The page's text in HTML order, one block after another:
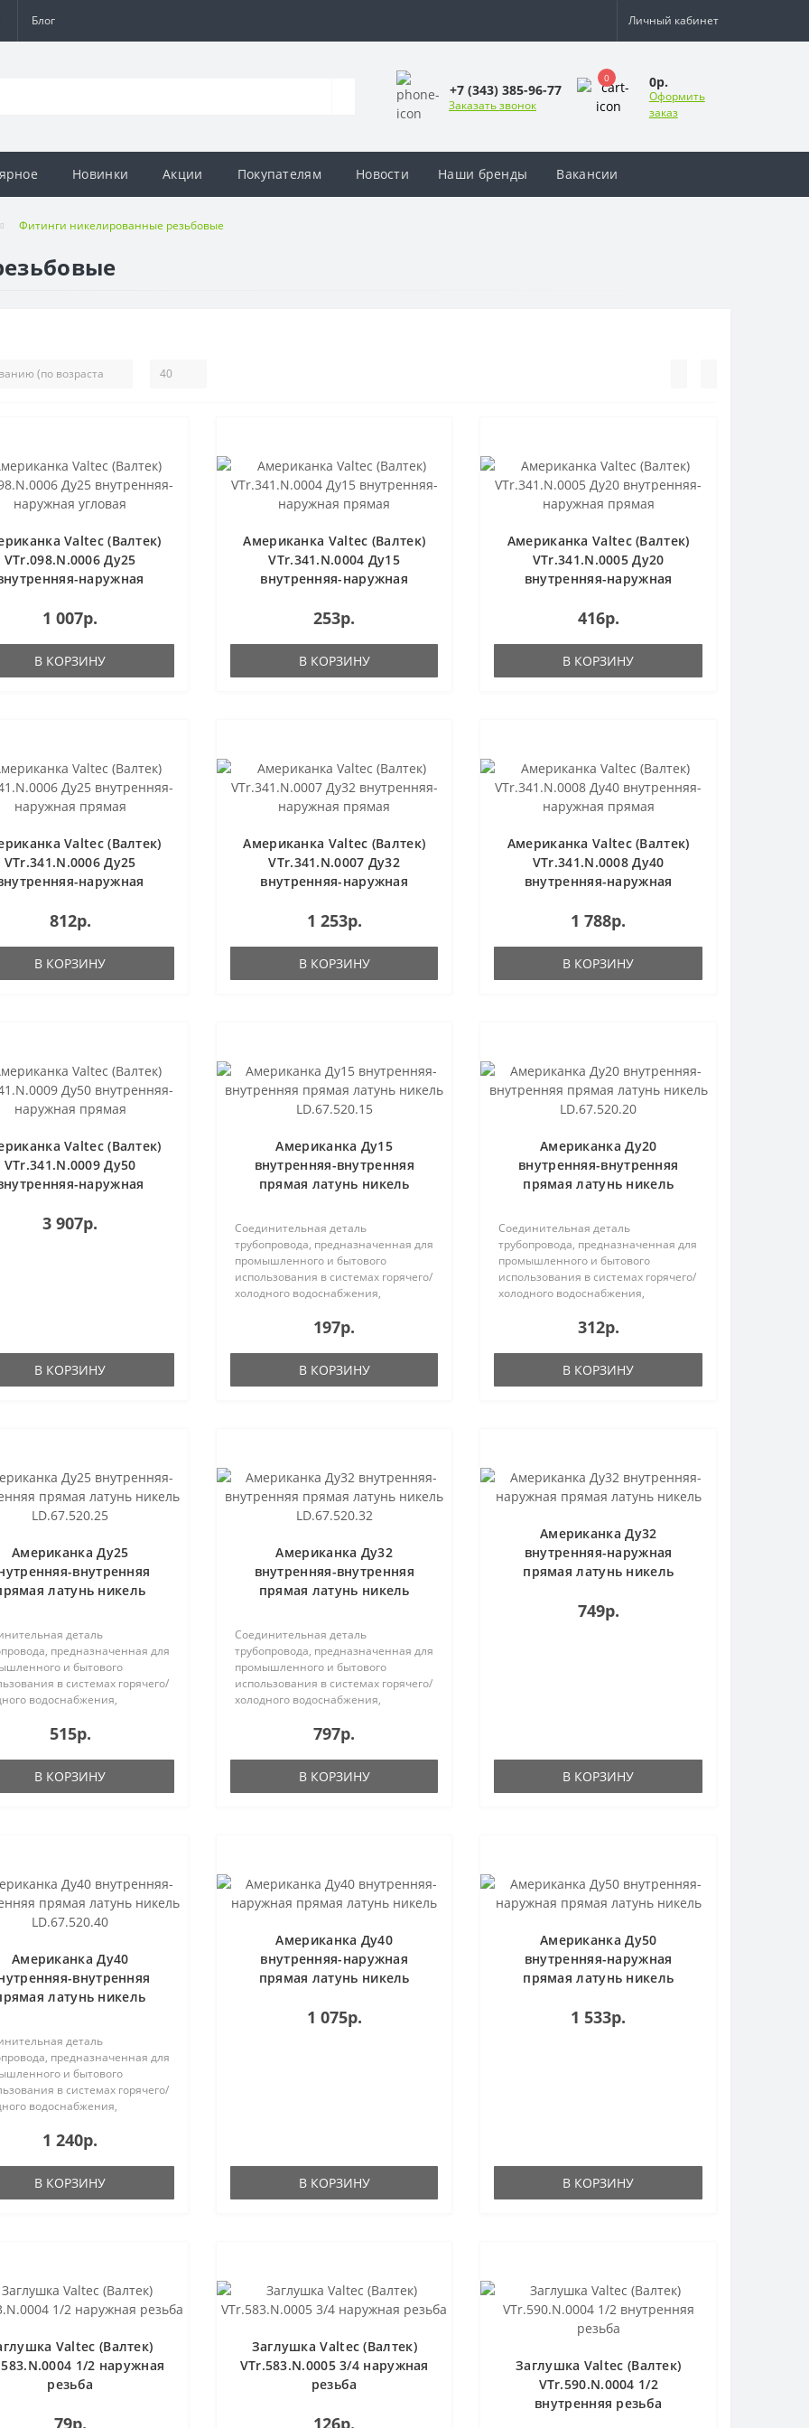
Блог Личный кабинет
+7 (343) 385-96-77
Заказать звонок
0 0р.
Оформить
заказ
Новинки Акции Покупателям Новости Наши бренды Вакансии
Фитинги никелированные резьбовые
Valtec (Валтек)
VTr.098.N.0006 Ду25
наружная
1 007р.
В КОРЗИНУ
Американка Valtec (Валтек)
VTr.341.N.0004 Ду15
внутренняя-наружная
253р.
В КОРЗИНУ
Американка Valtec (Валтек)
VTr.341.N.0005 Ду20
внутренняя-наружная
416р.
В КОРЗИНУ
Valtec (Валтек)
VTr.341.N.0006 Ду25
наружная
812р.
В КОРЗИНУ
Американка Valtec (Валтек)
VTr.341.N.0007 Ду32
внутренняя-наружная
1 253р.
В КОРЗИНУ
Американка Valtec (Валтек)
VTr.341.N.0008 Ду40
внутренняя-наружная
1 788р.
В КОРЗИНУ
Valtec (Валтек)
VTr.341.N.0009 Ду50
наружная
3 907р.
В КОРЗИНУ
Американка Ду15
внутренняя-внутренняя
прямая латунь никель
Соединительная деталь
трубопровода, предназначенная для
промышленного и бытового
использования в системах горячего/
холодного водоснабжения,
197р.
В КОРЗИНУ
Американка Ду20
внутренняя-внутренняя
прямая латунь никель
Соединительная деталь
трубопровода, предназначенная для
промышленного и бытового
использования в системах горячего/
холодного водоснабжения,
312р.
В КОРЗИНУ
Американка Ду25
внутренняя
латунь никель
деталь
предназначенная для
и бытового
в системах горячего/
водоснабжения,
515р.
В КОРЗИНУ
Американка Ду32
внутренняя-внутренняя
прямая латунь никель
Соединительная деталь
трубопровода, предназначенная для
промышленного и бытового
использования в системах горячего/
холодного водоснабжения,
797р.
В КОРЗИНУ
Американка Ду32
внутренняя-наружная
прямая латунь никель
749р.
В КОРЗИНУ
Американка Ду40
внутренняя
латунь никель
деталь
предназначенная для
и бытового
в системах горячего/
водоснабжения,
1 240р.
В КОРЗИНУ
Американка Ду40
внутренняя-наружная
прямая латунь никель
1 075р.
В КОРЗИНУ
Американка Ду50
внутренняя-наружная
прямая латунь никель
1 533р.
В КОРЗИНУ
Valtec (Валтек)
1/2 наружная
резьба
79р.
Заглушка Valtec (Валтек)
VTr.583.N.0005 3/4 наружная
резьба
126р.
Заглушка Valtec (Валтек)
VTr.590.N.0004 1/2
внутренняя резьба